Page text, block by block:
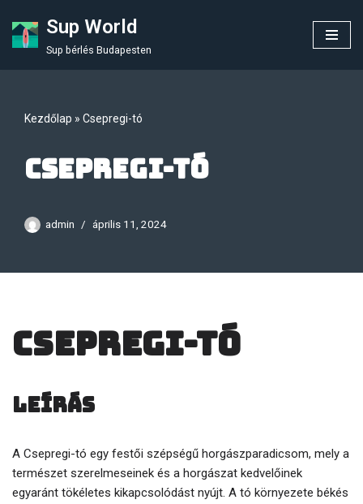
Skip
Sup World
Sup bérlés Budapesten
Kezdőlap » Csepregi-tó
Csepregi-tó
admin április 11, 2024
Csepregi-tó
Leírás
A Csepregi-tó egy festői szépségű horgászparadicsom, mely a
természet szerelmeseinek és a horgászat kedvelőinek
egyaránt tökéletes kikapcsolódást nyújt. A tó környezete békés